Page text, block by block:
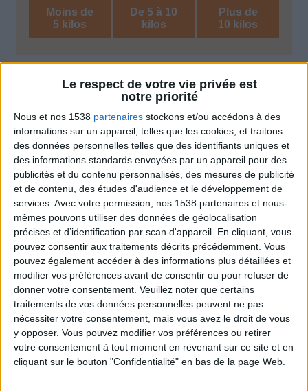
Le respect de votre vie privée est
notre priorité
Nous et nos 1538 partenaires stockons et/ou accédons à des
informations sur un appareil, telles que les cookies, et traitons
des données personnelles telles que des identifiants uniques et
des informations standards envoyées par un appareil pour des
publicités et du contenu personnalisés, des mesures de publicité
et de contenu, des études d'audience et le développement de
services. Avec votre permission, nos 1538 partenaires et nous-
mêmes pouvons utiliser des données de géolocalisation
précises et d’identification par scan d'appareil. En cliquant, vous
pouvez consentir aux traitements décrits précédemment. Vous
pouvez également accéder à des informations plus détaillées et
modifier vos préférences avant de consentir ou pour refuser de
donner votre consentement. Veuillez noter que certains
traitements de vos données personnelles peuvent ne pas
nécessiter votre consentement, mais vous avez le droit de vous
y opposer. Vous pouvez modifier vos préférences ou retirer
votre consentement à tout moment en revenant sur ce site et en
cliquant sur le bouton "Confidentialité" en bas de la page Web.
Moins de
5 kilos
De 5 à 10
kilos
Plus de
10 kilos
Le Grain de Sel Voir tout
Je teste la MEILLEURE PIZZA du MONDE !